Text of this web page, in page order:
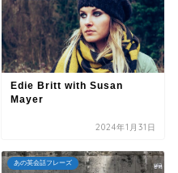
Edie Britt with Susan
Mayer
2024年1月31日
あの英会話フレーズ